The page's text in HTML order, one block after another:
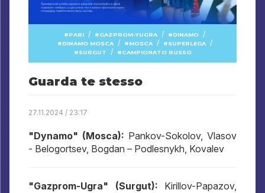
PARI / GAZPROM-YUGRA / DINAMO /
DINAMO MOSCA / MOSCA / SUPERLEGA /
SURGUT / CAMPIONATO RUSSO
Guarda te stesso
27.11.2024 / 23:17
"Dynamo" (Mosca): Pankov-Sokolov, Vlasov
- Belogortsev, Bogdan – Podlesnykh, Kovalev
"Gazprom-Ugra" (Surgut): Kirillov-Papazov,